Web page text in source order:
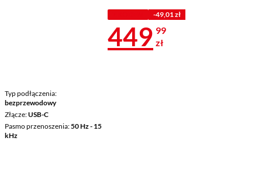
Typ podłączenia
bezprzewodowy
Złącze USB-C
Pasmo przenoszenia 50 Hz - 15
kHz
-49,01 zł
Cena 449,99
449 99
zł